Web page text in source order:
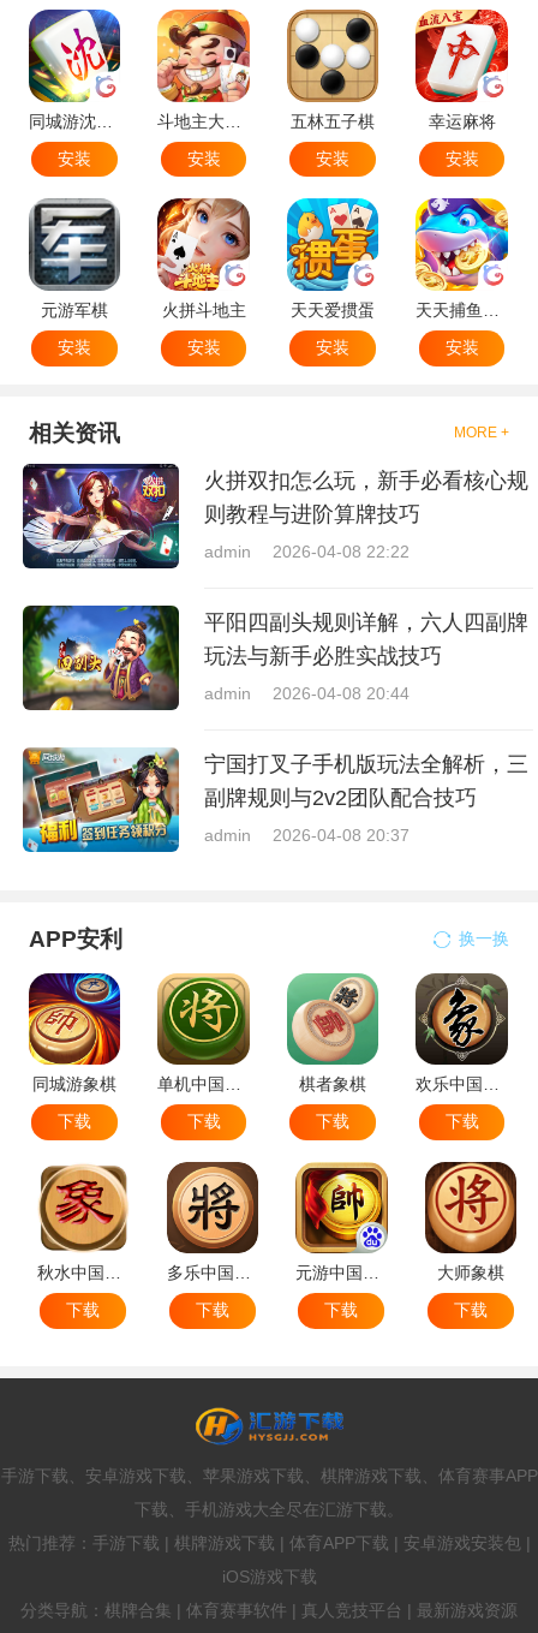
同城游沈阳麻将
安装
安装
五林五子棋
安装
幸运麻将
安装
元游军棋
安装
火拼斗地主
安装
天天爱掼蛋
安装
安装
相关资讯 MORE +
火拼双扣怎么玩，新手必看核心规
则教程与进阶算牌技巧
admin 2026-04-08 22:22
平阳四副头规则详解，六人四副牌
玩法与新手必胜实战技巧
admin 2026-04-08 20:44
宁国打叉子手机版玩法全解析，三
副牌规则与2v2团队配合技巧
admin 2026-04-08 20:37
APP安利 换一换
同城游象棋
下载
单机中国象棋
下载
棋者象棋
下载
欢乐中国象棋
下载
秋水中国象棋
下载
多乐中国象棋
下载
元游中国象棋
下载
大师象棋
下载
手游下载、安卓游戏下载、苹果游戏下载、棋牌游戏下载、体育赛事APP
下载、手机游戏大全尽在汇游下载。
热门推荐：手游下载 | 棋牌游戏下载 | 体育APP下载 | 安卓游戏安装包 |
iOS游戏下载
分类导航：棋牌合集 | 体育赛事软件 | 真人竞技平台 | 最新游戏资源